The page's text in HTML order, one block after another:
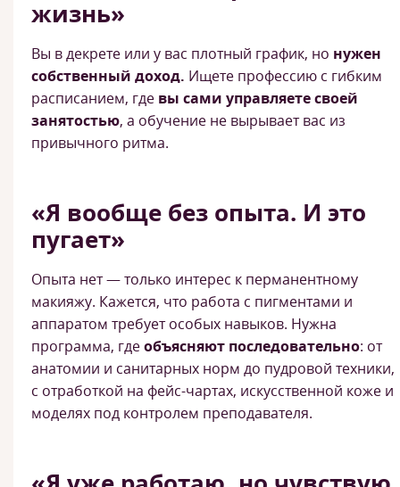
жизнь»
Вы в декрете или у вас плотный график, но нужен
собственный доход. Ищете профессию с гибким
расписанием, где вы сами управляете своей
занятостью, а обучение не вырывает вас из
привычного ритма.
«Я вообще без опыта. И это
пугает»
Опыта нет — только интерес к перманентному
макияжу. Кажется, что работа с пигментами и
аппаратом требует особых навыков. Нужна
программа, гдеобъясняют последовательно: от
анатомии и санитарных норм до пудровой техники,
с отработкой на фейс-чартах, искусственной коже и
моделях под контролем преподавателя.